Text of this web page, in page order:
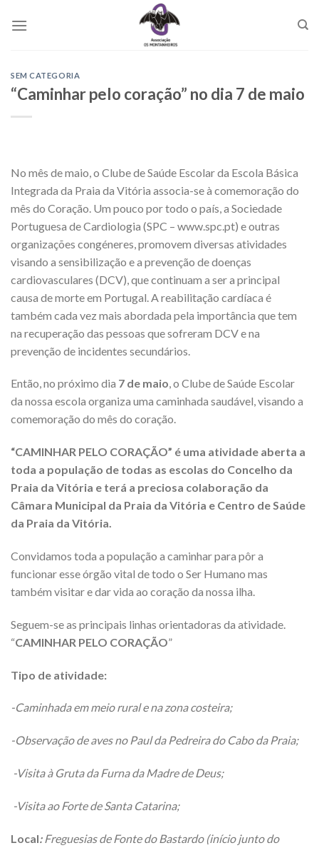
SEM CATEGORIA
“Caminhar pelo coração” no dia 7 de maio
No mês de maio, o Clube de Saúde Escolar da Escola Básica
Integrada da Praia da Vitória associa-se à comemoração do
mês do Coração. Um pouco por todo o país, a Sociedade
Portuguesa de Cardiologia (SPC – www.spc.pt) e outras
organizações congéneres, promovem diversas atividades
visando a sensibilização e a prevenção de doenças
cardiovasculares (DCV), que continuam a ser a principal
causa de morte em Portugal. A reabilitação cardíaca é
também cada vez mais abordada pela importância que tem
na recuperação das pessoas que sofreram DCV e na
prevenção de incidentes secundários.
Então, no próximo dia 7 de maio, o Clube de Saúde Escolar
da nossa escola organiza uma caminhada saudável, visando a
comemoração do mês do coração.
“CAMINHAR PELO CORAÇÃO” é uma atividade aberta a
toda a população de todas as escolas do Concelho da
Praia da Vitória e terá a preciosa colaboração da
Câmara Municipal da Praia da Vitória e Centro de Saúde
da Praia da Vitória.
Convidamos toda a população a caminhar para pôr a
funcionar esse órgão vital de todo o Ser Humano mas
também visitar e dar vida ao coração da nossa ilha.
Seguem-se as principais linhas orientadoras da atividade.
“CAMINHAR PELO CORAÇÃO”
Tipo de atividade:
-Caminhada em meio rural e na zona costeira;
-Observação de aves no Paul da Pedreira do Cabo da Praia;
-Visita à Gruta da Furna da Madre de Deus;
-Visita ao Forte de Santa Catarina;
Local:Freguesias de Fonte do Bastardo (início junto do